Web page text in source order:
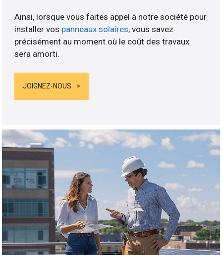
Ainsi, lorsque vous faites appel à notre société pour
installer vos panneaux solaires, vous savez
précisément au moment où le coût des travaux
sera amorti.
JOIGNEZ-NOUS